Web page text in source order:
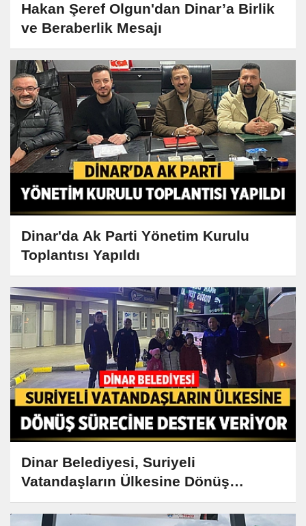
Hakan Şeref Olgun'dan Dinar’a Birlik
ve Beraberlik Mesajı
Dinar'da Ak Parti Yönetim Kurulu
Toplantısı Yapıldı
Dinar Belediyesi, Suriyeli
Vatandaşların Ülkesine Dönüş
Sürecine Destek Veriyor